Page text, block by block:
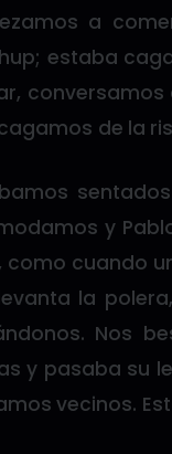
a
estaba
de la
y
como cuando
la
Nos
y pasaba su
vecinos.